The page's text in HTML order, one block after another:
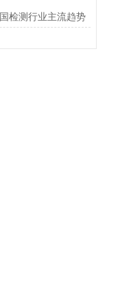
检测行业主流趋势